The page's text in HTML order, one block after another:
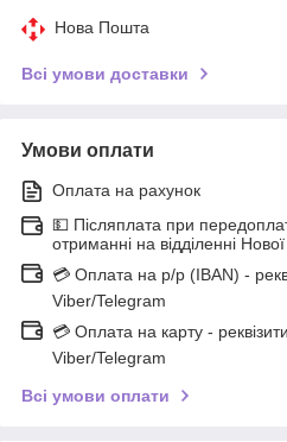
Нова Пошта
Всі умови доставки
Умови оплати
Оплата на рахунок
💵 Післяплата при
отриманні на відділенні
💳 Оплата на р/р (IBAN) -
Viber/Telegram
💳 Оплата на карту -
Viber/Telegram
Всі умови оплати